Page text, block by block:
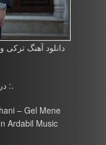
دانلود آهنگ ترکی
.:
– Gel Mene
Ardabil Music